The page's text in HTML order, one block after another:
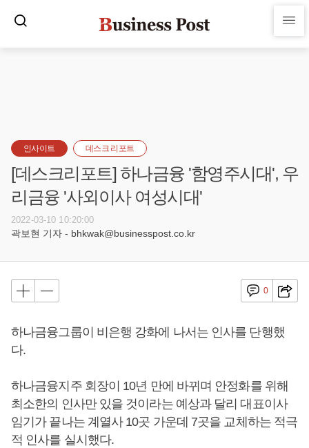
인사이트 데스크 리포트
[데스크리포트] 하나금융 '함영주시대', 우
리금융 '사외이사 여성시대'
2022-03-10 10:20:00
곽보현 기자 - bhkwak@businesspost.co.kr
0
하나금융그룹이 비은행 강화에 나서는 인사를 단행했
다.
하나금융지주 회장이 10년 만에 바뀌며 안정화를 위해
최소한의 인사만 있을 것이라는 예상과 달리 대표이사
임기가 끝나는 계열사 10곳 가운데 7곳을 교체하는 적극
적 인사를 실시했다.